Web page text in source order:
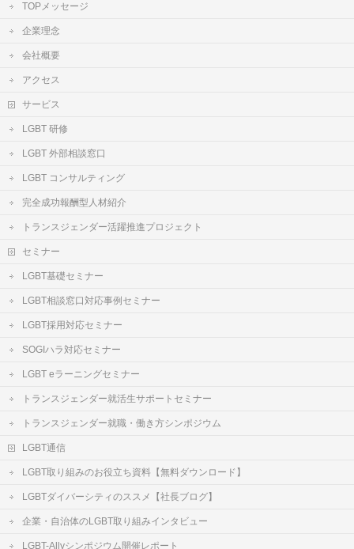
TOPメッセージ
企業理念
会社概要
アクセス
サービス
LGBT 研修
LGBT 外部相談窓口
LGBT コンサルティング
完全成功報酬型人材紹介
トランスジェンダー活躍推進プロジェクト
セミナー
LGBT基礎セミナー
LGBT相談窓口対応事例セミナー
LGBT採用対応セミナー
SOGIハラ対応セミナー
LGBT eラーニングセミナー
トランスジェンダー就活生サポートセミナー
トランスジェンダー就職・働き方シンポジウム
LGBT通信
LGBT取り組みのお役立ち資料【無料ダウンロード】
LGBTダイバーシティのススメ【社長ブログ】
企業・自治体のLGBT取り組みインタビュー
LGBT-Allyシンポジウム開催レポート